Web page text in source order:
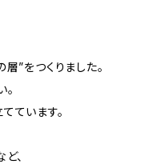
”をつくりました。
ています。
、